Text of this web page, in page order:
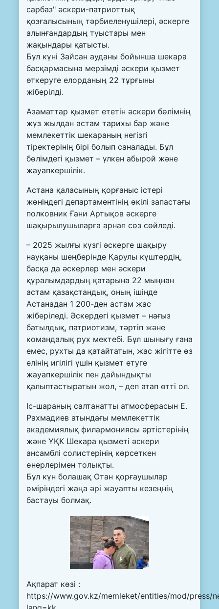
сарбаз" әскери-патриоттық
қозғалысының тәрбиеленушілері, әскерге
алынғандардың туыстары мен
жақындары қатысты.
Бұл күні Зайсан ауданы бойынша шекара
басқармасына мерзімді әскери қызмет
өткеруге елорданың 22 тұрғыны
жіберілді.
Азаматтар қызмет ететін әскери бөлімнің
жүз жылдан астам тарихы бар және
мемлекеттік шекараның негізгі
тіректерінің бірі болып саналады. Бұл
бөлімдегі қызмет – үлкен абырой және
жауапкершілік.
Астана қаласының қорғаныс істері
жөніндегі департаментінің өкілі запастағы
полковник Ғани Артықов әскерге
шақырылушыларға арнап сөз сөйледі.
– 2025 жылғы күзгі әскерге шақыру
науқаны шеңберінде Қарулы күштердің,
басқа да әскерлер мен әскери
құралымдардың қатарына 22 мыңнан
астам қазақстандық, оның ішінде
Астанадан 1 200-ден астам жас
жіберіледі. Әскердегі қызмет – нағыз
батылдық, патриотизм, тәртіп және
командалық рух мектебі. Бұл шынығу ғана
емес, рухты да қатайтатын, жас жігітте өз
елінің игілігі үшін қызмет етуге
жауапкершілік пен дайындықты
қалыптастыратын жол, – деп атап өтті ол.
Іс-шараның салтанатты атмосферасын Е.
Рахмадиев атындағы мемлекеттік
академиялық филармониясы әртістерінің
және ҰҚК Шекара қызметі әскери
ансамблі солистерінің көрсеткен
өнерлерімен толықты.
Бұл күн болашақ Отан қорғаушылар
өміріндегі жаңа әрі жауапты кезеңнің
бастауы болмақ.
Ақпарат көзі :
https://www.gov.kz/memleket/entities/mod/press/